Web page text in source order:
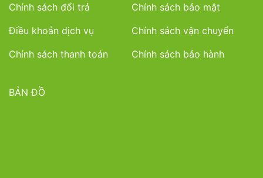
Chính sách đổi trả
Chính sách bảo mật
Điều khoản dịch vụ
Chính sách vận chuyển
Chính sách thanh toán
Chính sách bảo hành
BẢN ĐỒ